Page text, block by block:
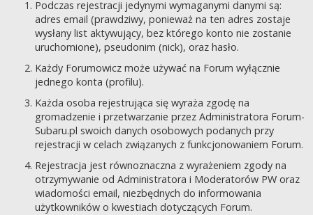
Podczas rejestracji jedynymi wymaganymi danymi są:
adres email (prawdziwy, ponieważ na ten adres zostaje
wysłany list aktywujący, bez którego konto nie zostanie
uruchomione), pseudonim (nick), oraz hasło.
Każdy Forumowicz może używać na Forum wyłącznie
jednego konta (profilu).
Każda osoba rejestrująca się wyraża zgodę na
gromadzenie i przetwarzanie przez Administratora Forum-
Subaru.pl swoich danych osobowych podanych przy
rejestracji w celach związanych z funkcjonowaniem Forum.
Rejestracja jest równoznaczna z wyrażeniem zgody na
otrzymywanie od Administratora i Moderatorów PW oraz
wiadomości email, niezbędnych do informowania
użytkowników o kwestiach dotyczących Forum.